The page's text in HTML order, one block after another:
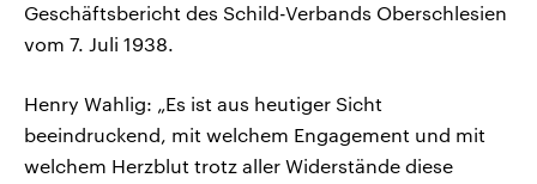
Geschäftsbericht des Schild-Verbands Oberschlesien
vom 7. Juli 1938.
Henry Wahlig: „Es ist aus heutiger Sicht
beeindruckend, mit welchem Engagement und mit
welchem Herzblut trotz aller Widerstände diese